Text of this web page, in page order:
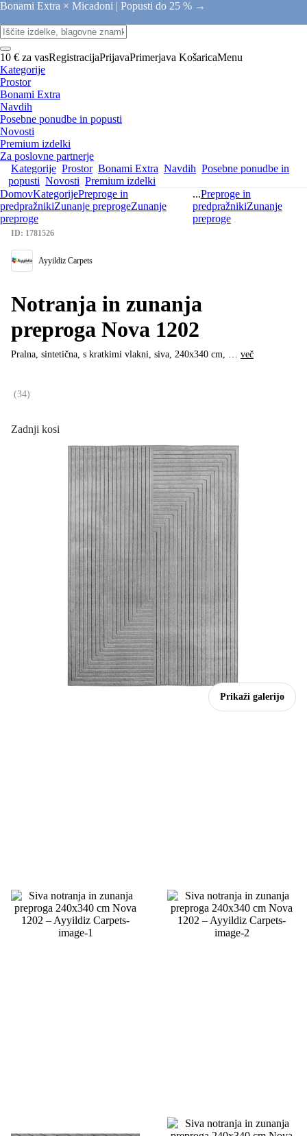
Bonami Extra × Micadoni | Popusti do 25 % →
10 € za vasRegistracijaPrijavaPrimerjava KošaricaMenu
Kategorije
Prostor
Bonami Extra
Navdih
Posebne ponudbe in popusti
Novosti
Premium izdelki
Za poslovne partnerje
Kategorije Prostor Bonami Extra Navdih Posebne ponudbe in
popusti Novosti Premium izdelki
DomovKategorijePreproge in
predpražnikiZunanje preprogeZunanje
preproge
...Preproge in
predpražnikiZunanje
preproge
Prikaži galerijo
Zadnji kosi
ID: 1781526
Ayyildiz Carpets
Notranja in zunanja
preproga Nova 1202
Pralna, sintetična, s kratkimi vlakni, siva, 240x340 cm, … več
(34)